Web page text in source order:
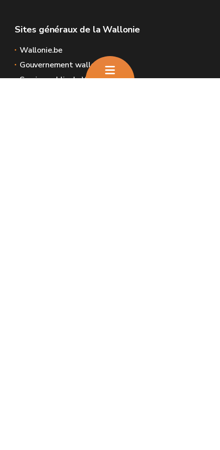
Sites généraux de la Wallonie
Wallonie.be
Gouvernement wallon
Service public de Wallonie